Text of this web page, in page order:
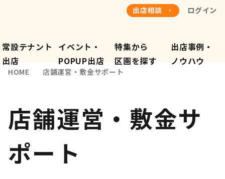
出店事例・
​ノウハウ
特集から
​区画を探す
イベント・
POPUP出店
常設テナント
​出店
出店相談 ログイン
店舗運営・敷金サ
ポート
HOME 店舗運営・敷金サポート